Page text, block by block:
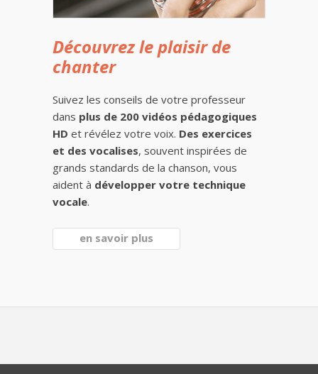
Découvrez le plaisir de
chanter
Suivez les conseils de votre professeur
dans plus de 200 vidéos pédagogiques
HD et révélez votre voix. Des exercices
et des vocalises, souvent inspirées de
grands standards de la chanson, vous
aident à développer votre technique
vocale.
en savoir plus